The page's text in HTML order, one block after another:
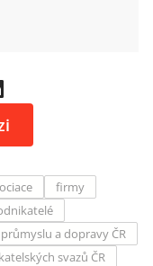
firmy
průmyslu a dopravy ČR
svazů ČR